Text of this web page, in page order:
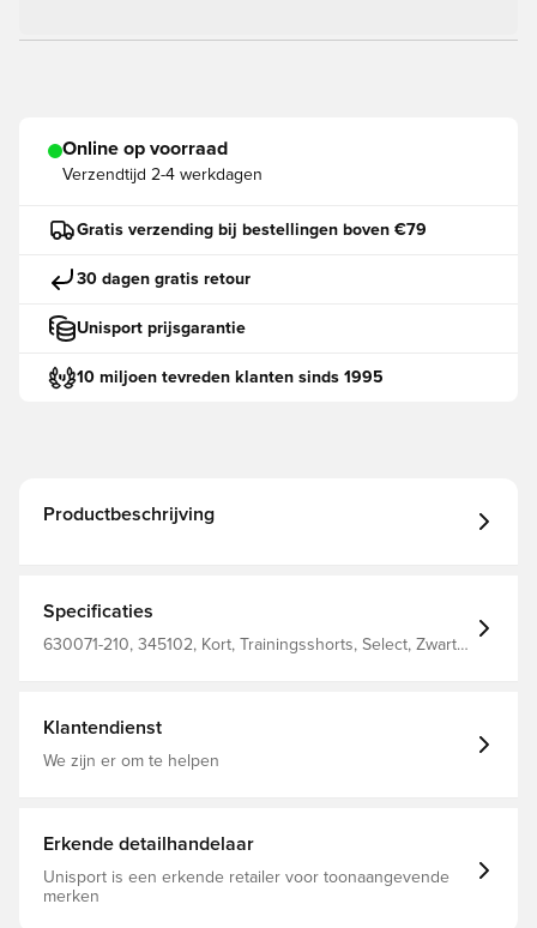
Online op voorraad
Verzendtijd 2-4 werkdagen
Gratis verzending bij bestellingen boven €79
30 dagen gratis retour
Unisport prijsgarantie
10 miljoen tevreden klanten sinds 1995
Productbeschrijving
Specificaties
630071-210, 345102, Kort, Trainingsshorts, Select, Zwart,
Klantendienst
We zijn er om te helpen
Erkende detailhandelaar
Unisport is een erkende retailer voor toonaangevende
merken